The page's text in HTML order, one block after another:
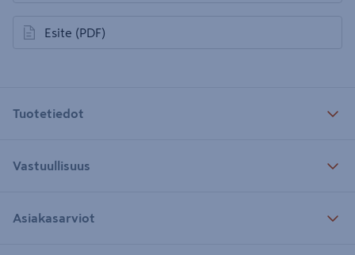
Esite (PDF)
avautuu uuteen välilehteen
Tuotetiedot
Vastuullisuus
Asiakasarviot